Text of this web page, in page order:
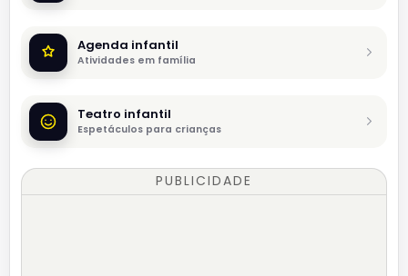
Agenda infantil
Atividades em família
Teatro infantil
Espetáculos para crianças
PUBLICIDADE